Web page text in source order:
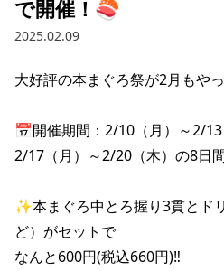
所在地
ひとくち餃子の頂
や台や
華花
財務情報
業績推移
株式情報
IRライブラリトップ
有価証券報告書等法定
IRカレンダー
株価情報
株主優待
お問い合わせトップ
このサイトについて
プライバシーポリシー
リンク集
で開催！🍣
2025.02.09
大好評の本まぐろ祭が2月もや
📅開催期間：2/10（月）～2/13
2/17（月）～2/20（木）の8日
✨本まぐろ中とろ握り3貫とド
ど）がセットで
なんと600円(税込660円)‼